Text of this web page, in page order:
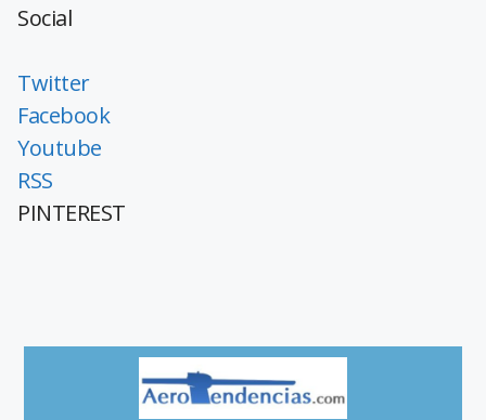
Social
Twitter
Facebook
Youtube
RSS
PINTEREST